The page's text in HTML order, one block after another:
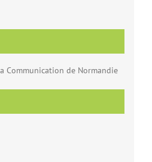
Communication de Normandie